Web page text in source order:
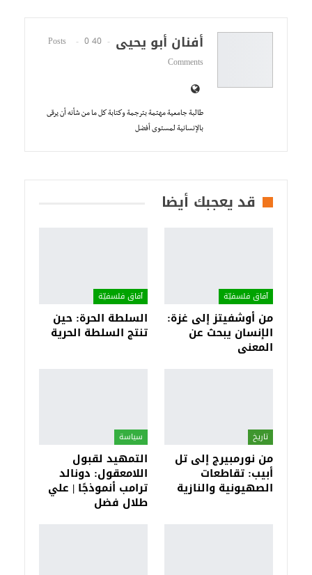
أفنان أبو يحيى 40 Posts
0
Comments
طالبة جامعية مهتمة بترجمة وكتابة كل ما من شأنه أن يرقى
بالإنسانية لمستوى أفضل
قد يعجبك أيضا
آفاق فلسفيّة‎
من أوشفيتز إلى غزة:
الإنسان يبحث عن
المعنى
آفاق فلسفيّة‎
السلطة الحرة: حين
تنتج السلطة الحرية
تاريخ
من نورمبيرج إلى تل
أبيب: تقاطعات
الصهيونية والنازية
سياسة
التمهيد لقبول
اللامعقول: دونالد
ترامب أنموذجًا | علي
طلال فضل